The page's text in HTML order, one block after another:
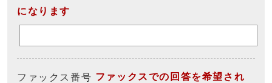
になります
ファックス番号 ファックスでの回答を希望され